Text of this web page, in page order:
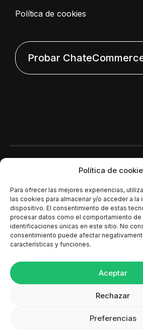
Polí­tica de
Para ofrecer las mejores experiencias,
las cookies para almacenar y/o acceder a la
dispositivo. El consentimiento de estas
procesar datos como el comportamiento de
identificaciones únicas en este sitio. No
consentimiento puede afectar
características y funciones.
Aceptar
Rechazar
Preferencias
Política de cookies
Probar
Copyrights 2026 Chat